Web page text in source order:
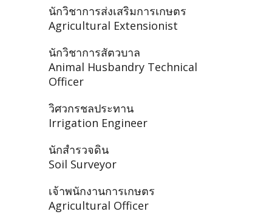
นักวิชาการส่งเสริมการเกษตร
Agricultural Extensionist
นักวิชาการสัตวบาล
Animal Husbandry Technical
Officer
วิศวกรชลประทาน
Irrigation Engineer
นักสำรวจดิน
Soil Surveyor
เจ้าพนักงานการเกษตร
Agricultural Officer